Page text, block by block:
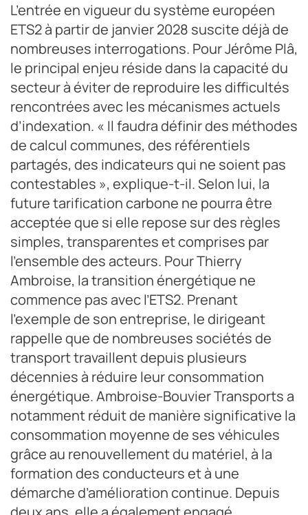
L’entrée en vigueur du système européen
ETS2 à partir de janvier 2028 suscite déjà de
nombreuses interrogations. Pour Jérôme Plâ,
le principal enjeu réside dans la capacité du
secteur à éviter de reproduire les difficultés
rencontrées avec les mécanismes actuels
d’indexation. « Il faudra définir des méthodes
de calcul communes, des référentiels
partagés, des indicateurs qui ne soient pas
contestables », explique-t-il. Selon lui, la
future tarification carbone ne pourra être
acceptée que si elle repose sur des règles
simples, transparentes et comprises par
l’ensemble des acteurs. Pour Thierry
Ambroise, la transition énergétique ne
commence pas avec l’ETS2. Prenant
l’exemple de son entreprise, le dirigeant
rappelle que de nombreuses sociétés de
transport travaillent depuis plusieurs
décennies à réduire leur consommation
énergétique. Ambroise-Bouvier Transports a
notamment réduit de manière significative la
consommation moyenne de ses véhicules
grâce au renouvellement du matériel, à la
formation des conducteurs et à une
démarche d’amélioration continue. Depuis